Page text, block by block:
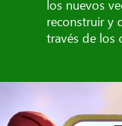
los nuevos
reconstruir y
través de los